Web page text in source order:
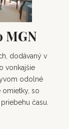
MGN
dodávaný v
vonkajšie
odolné
omietky, so
času.